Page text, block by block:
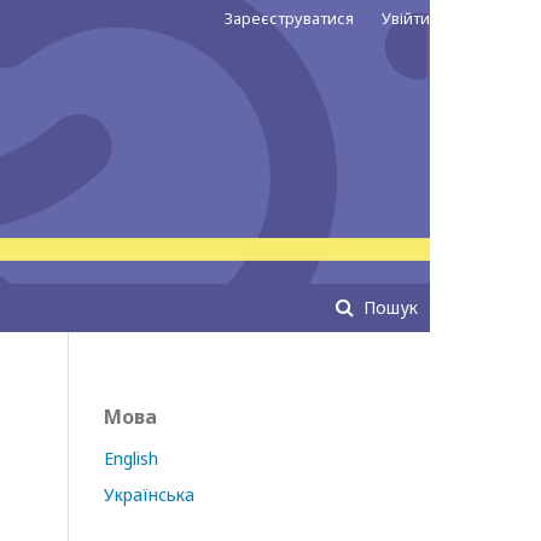
Пошук
Зареєструватися Увійти
Мова
English
Українська